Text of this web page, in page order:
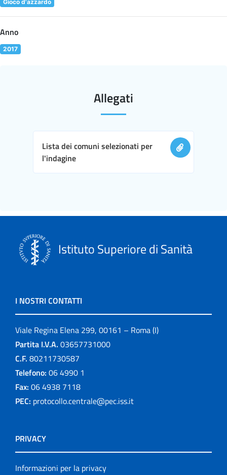
Gioco d'azzardo
Anno
2017
Allegati
Lista dei comuni selezionati per
l'indagine
Istituto Superiore di Sanità
I NOSTRI CONTATTI
Viale Regina Elena 299, 00161 – Roma (I)
Partita I.V.A. 03657731000
C.F. 80211730587
Telefono: 06 4990 1
Fax: 06 4938 7118
PEC: protocollo.centrale@pec.iss.it
PRIVACY
Informazioni per la privacy